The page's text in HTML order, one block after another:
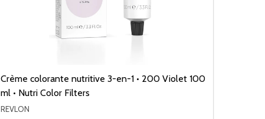
Crème colorante nutritive 3-en-1 • 200 Violet 100
ml • Nutri Color Filters
REVLON